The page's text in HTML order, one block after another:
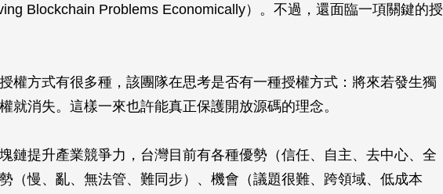
Blockchain Problems Economically）。不過，還面臨一項關鍵的授
權方式有很多種，該團隊在思考是否有一種授權方式：將來若發生獨
就消失。這樣一來也許能真正保護開放源碼的理念。
鏈提升產業競爭力，台灣目前有各種優勢（信任、自主、去中心、全
（慢、亂、無法管、難同步）、機會（議題很難、跨領域、低成本